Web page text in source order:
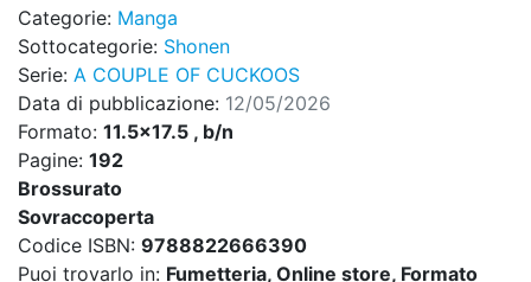
Categorie: Manga
Sottocategorie: Shonen
Serie: A COUPLE OF CUCKOOS
Data di pubblicazione: 12/05/2026
Formato: 11.5x17.5 , b/n
Pagine: 192
Brossurato
Sovraccoperta
Codice ISBN: 9788822666390
Puoi trovarlo in: Fumetteria, Online store, Formato